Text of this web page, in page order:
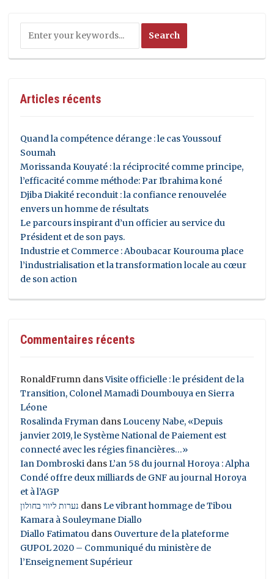
Articles récents
Quand la compétence dérange : le cas Youssouf
Soumah
Morissanda Kouyaté : la réciprocité comme principe,
l’efficacité comme méthode: Par Ibrahima koné
Djiba Diakité reconduit : la confiance renouvelée
envers un homme de résultats
Le parcours inspirant d’un officier au service du
Président et de son pays.
Industrie et Commerce : Aboubacar Kourouma place
l’industrialisation et la transformation locale au cœur
de son action
Commentaires récents
RonaldFrumn dansVisite officielle : le président de la
Transition, Colonel Mamadi Doumbouya en Sierra
Léone
Rosalinda Fryman dansLouceny Nabe, «Depuis
janvier 2019, le Système National de Paiement est
connecté avec les régies financières…»
Ian Dombroski dansL’an 58 du journal Horoya : Alpha
Condé offre deux milliards de GNF au journal Horoya
et à l’AGP
נערות ליווי בחולון dansLe vibrant hommage de Tibou
Kamara à Souleymane Diallo
Diallo Fatimatou dans Ouverture de la plateforme
GUPOL 2020 – Communiqué du ministère de
l’Enseignement Supérieur